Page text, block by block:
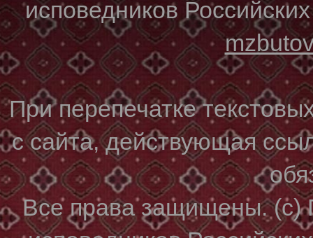
исповедников
При перепечатке
с сайта, действующая
Все права защищены. (с)